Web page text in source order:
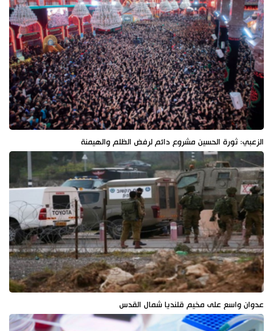
الزعبي: ثورة الحسين مشروع دائم لرفض الظلم والهيمنة
عدوان واسع على مخيم قلنديا شمال القدس